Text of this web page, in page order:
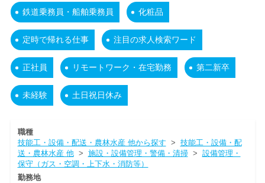
鉄道乗務員・船舶乗務員 化粧品
定時で帰れる仕事 注目の求人検索ワード
正社員 リモートワーク・在宅勤務 第二新卒
未経験 土日祝日休み
職種
技能工・設備・配送・農林水産 他から探す > 技能工・設備・配
送・農林水産 他> 施設・設備管理・警備・清掃> 設備管理・
保守（ガス・空調・上下水・消防等）
勤務地